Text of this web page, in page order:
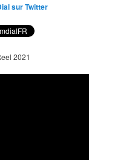
sur Twitter
2021